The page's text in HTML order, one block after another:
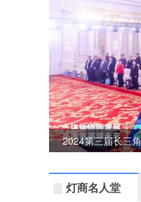
2024第三届长三
灯商名人堂